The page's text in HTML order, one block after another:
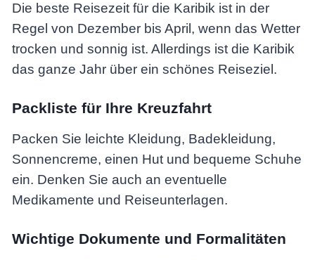
Die beste Reisezeit für die Karibik ist in der
Regel von Dezember bis April, wenn das Wetter
trocken und sonnig ist. Allerdings ist die Karibik
das ganze Jahr über ein schönes Reiseziel.
Packliste für Ihre Kreuzfahrt
Packen Sie leichte Kleidung, Badekleidung,
Sonnencreme, einen Hut und bequeme Schuhe
ein. Denken Sie auch an eventuelle
Medikamente und Reiseunterlagen.
Wichtige Dokumente und Formalitäten